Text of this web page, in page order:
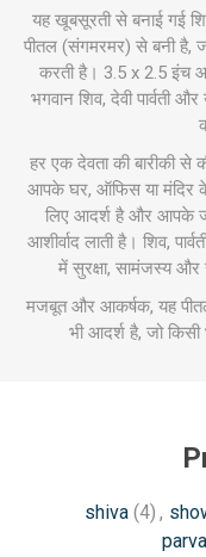
यह खूबसूरती से बनाई गई
पीतल (संगमरमर) से बनी है,
करती है। 3.5 x 2.5 इंच
भगवान शिव, देवी पार्वती
हर एक देवता की बारीकी से
आपके घर, ऑफिस या मंदिर के
लिए आदर्श है और आपके
आशीर्वाद लाती है। शिव,
में सुरक्षा, सामंजस्य और
मजबूत और आकर्षक, यह
भी आदर्श है, जो किसी
shiva (4) ,